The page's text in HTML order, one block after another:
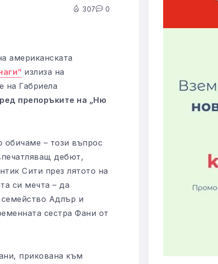
307 0
американската
излиза на
на Габриела
препоръките на „Ню
– този въпрос
дебют,
Сити през лятото на
си мечта – да
Адлър и
сестра Фани от
прикована към